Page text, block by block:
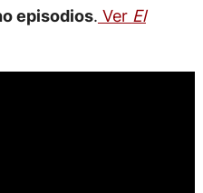
episodios. Ver El